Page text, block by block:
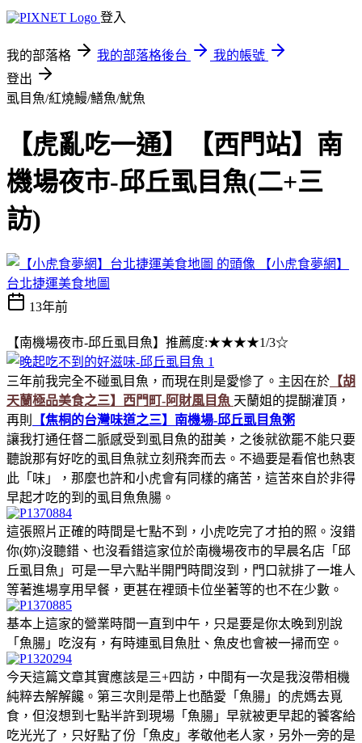
登入
我的部落格 我的部落格後台
我的帳號
登出
虱目魚/紅燒鰻/鱔魚/魷魚
【虎亂吃一通】【西門站】南
機場夜市-邱丘虱目魚(二+三
訪)
【小虎食夢網】
台北捷運美食地圖
13年前
【南機場夜市-邱丘虱目魚】推薦度:★★★★1/3☆
三年前我完全不碰虱目魚，而現在則是愛慘了。主因在於 【胡
天蘭極品美食之三】西門町-阿財風目魚 天蘭姐的提醐灌頂，
再則
【焦桐的台灣味道之三】南機場-邱丘虱目魚粥
讓我打通任督二脈感受到虱目魚的甜美，之後就欲罷不能只要
聽說那有好吃的虱目魚就立刻飛奔而去。不過要是看倌也熱衷
此「味」，那麼也許和小虎會有同樣的痛苦，這苦來自於非得
早起才吃的到的虱目魚魚腸。
這張照片正確的時間是七點不到，小虎吃完了才拍的照。沒錯
你(妳)沒聽錯、也沒看錯這家位於南機場夜市的早晨名店「邱
丘虱目魚」可是一早六點半開門時間沒到，門口就排了一堆人
等著進場享用早餐，更甚在裡頭卡位坐著等的也不在少數。
基本上這家的營業時間一直到中午，只是要是你太晚到別說
「魚腸」吃沒有，有時連虱目魚肚、魚皮也會被一掃而空。
今天這篇文章其實應該是三+四訪，中間有一次是我沒帶相機
純粹去解解饞。第三次則是帶上也酷愛「魚腸」的虎媽去覓
食，但沒想到七點半許到現場「魚腸」早就被更早起的饕客給
吃光光了，只好點了份「魚皮」孝敬他老人家，另外一旁的是